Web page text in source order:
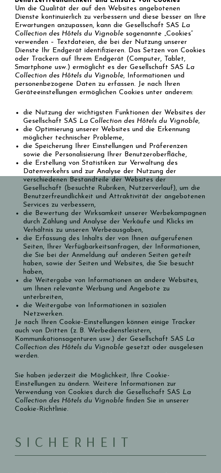
Um die Qualität der auf den Websites angebotenen
Dienste kontinuierlich zu verbessern und diese besser an Ihre
Erwartungen anzupassen, kann die Gesellschaft SAS La
Collection des Hôtels du Vignoblesogenannte „Cookies“
verwenden – Textdateien, die bei der Nutzung unserer
Dienste Ihr Endgerät identifizieren. Das Setzen von Cookies
oder Trackern auf Ihrem Endgerät (Computer, Tablet,
Smartphone usw.) ermöglicht es der Gesellschaft SAS La
Collection des Hôtels du Vignoble, Informationen und
personenbezogene Daten zu erfassen. Je nach Ihren
Geräteeinstellungen ermöglichen Cookies unter anderem:
die Nutzung der wichtigsten Funktionen der Websites der
Gesellschaft SAS La Collection des Hôtels du Vignoble,
die Optimierung unserer Websites und die Erkennung
möglicher technischer Probleme,
die Speicherung Ihrer Einstellungen und Präferenzen
sowie die Personalisierung Ihrer Benutzeroberfläche,
die Erstellung von Statistiken zur Verwaltung des
Datenverkehrs und zur Analyse der Nutzung der
verschiedenen Bestandteile der Websites der
Gesellschaft (besuchte Rubriken, Nutzerverlauf), um die
Benutzerfreundlichkeit und Attraktivität der angebotenen
Services zu verbessern,
die Bewertung der Wirksamkeit unserer Werbekampagnen
durch Zählung und Analyse der Verkäufe und Klicks im
Verhältnis zu unseren Werbeausgaben,
die Erfassung des Inhalts der von Ihnen aufgerufenen
Seiten, Ihrer Verfügbarkeitsanfragen, der Informationen,
die Sie bei der Anmeldung auf anderen Seiten geteilt
haben, sowie der Seiten und Websites, die Sie besucht
haben,
die Weitergabe von Informationen an andere Websites,
um Ihnen relevante Werbung und Angebote zu
unterbreiten,
die Weitergabe von Informationen in sozialen
Netzwerken.
Je nach Ihren Cookie-Einstellungen können einige Tracker
auch von Dritten (z. B. Werbedienstleistern,
Kommunikationsagenturen usw.) der Gesellschaft SAS La
Collection des Hôtels du Vignoblegesetzt oder ausgelesen
werden.
Sie haben jederzeit die Möglichkeit, Ihre Cookie-
Einstellungen zu ändern. Weitere Informationen zur
Verwendung von Cookies durch die Gesellschaft SAS La
Collection des Hôtels du Vignoblefinden Sie in unserer
Cookie-Richtlinie.
SICHERHEIT